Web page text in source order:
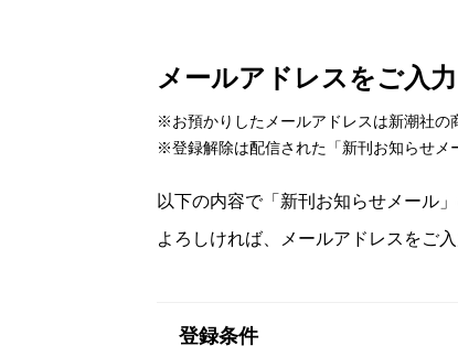
メールアドレスをご入
※お預かりしたメールアドレスは新潮社の
※登録解除は配信された「新刊お知らせメ
以下の内容で「新刊お知らせメール」
よろしければ、メールアドレスをご
登録条件